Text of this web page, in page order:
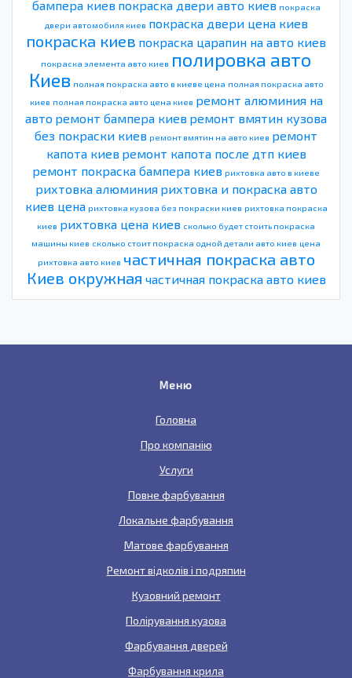
бампера киев покраска двери авто киев покраска
двери автомобиля киев покраска двери цена киев
покраска киев покраска царапин на авто киев
покраска элемента авто киев полировка авто
Киев полная покраска авто в киеве цена полная покраска авто
киев полная покраска авто цена киев ремонт алюминия на
авто ремонт бампера киев ремонт вмятин кузова
без покраски киев ремонт вмятин на авто киев ремонт
капота киев ремонт капота после дтп киев
ремонт покраска бампера киев рихтовка авто в киеве
рихтовка алюминия рихтовка и покраска авто
киев цена рихтовка кузова без покраски киев рихтовка покраска
киев рихтовка цена киев сколько будет стоить покраска
машины киев сколько стоит покраска одной детали авто киев цена
рихтовка авто киев частичная покраска авто
Киев окружная частичная покраска авто киев
Меню
Головна
Про компанію
Услуги
Повне фарбування
Локальне фарбування
Матове фарбування
Ремонт відколів і подряпин
Кузовний ремонт
Полірування кузова
Фарбування дверей
Фарбування крила